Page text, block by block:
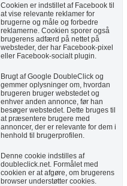
Cookien er indstillet af Facebook til
at vise relevante reklamer for
brugerne og måle og forbedre
reklamerne. Cookien sporer også
brugerens adfærd på nettet på
websteder, der har Facebook-pixel
eller Facebook-socialt plugin.
Brugt af Google DoubleClick og
gemmer oplysninger om, hvordan
brugeren bruger webstedet og
enhver anden annonce, før han
besøger webstedet. Dette bruges til
at præsentere brugere med
annoncer, der er relevante for dem i
henhold til brugerprofilen.
Denne cookie indstilles af
doubleclick.net. Formålet med
cookien er at afgøre, om brugerens
browser understøtter cookies.